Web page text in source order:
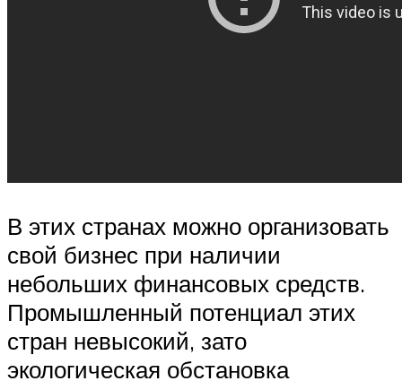
В этих странах можно организовать
свой бизнес при наличии
небольших финансовых средств.
Промышленный потенциал этих
стран невысокий, зато
экологическая обстановка